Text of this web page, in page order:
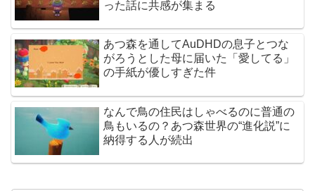
った話に共感が集まる
あつ森を通してAuDHDの息子とつな
がろうとした母に届いた「愛してる」
の手紙が優しすぎた件
なんで鳥の住民はしゃべるのに普通の
鳥もいるの？あつ森世界の“進化説”に
納得する人が続出